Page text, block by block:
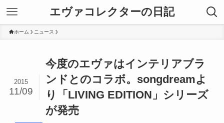
エヴァコレクターの日記
ホーム ニュース
今度のエヴァはインテリアブラ
ンドとのコラボ。songdreamよ
り「LIVING EDITION」シリーズ
が発売
2015
11/09